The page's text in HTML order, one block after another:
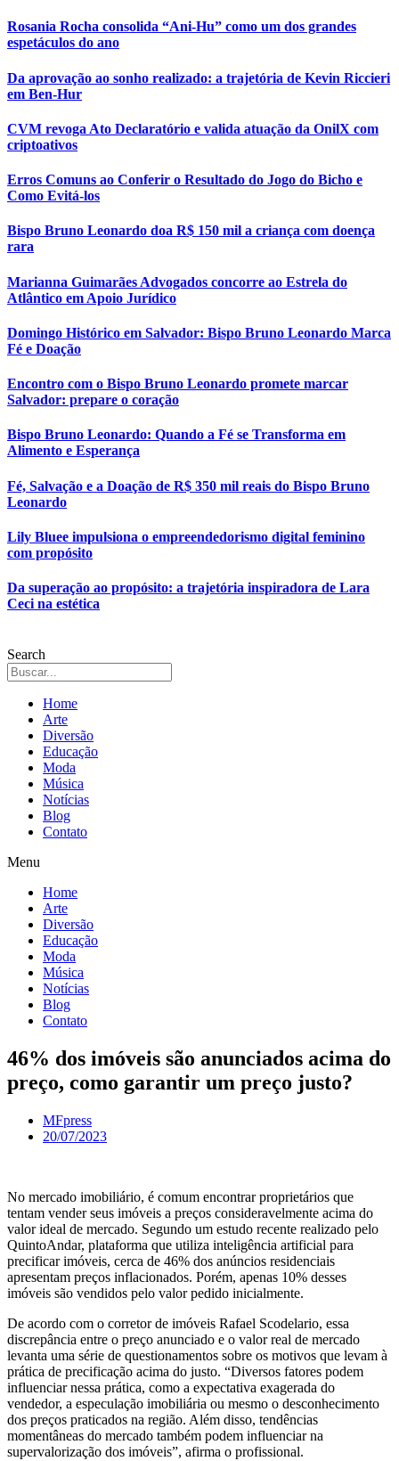
Rosania Rocha consolida “Ani-Hu” como um dos grandes
espetáculos do ano
Da aprovação ao sonho realizado: a trajetória de Kevin Riccieri
em Ben-Hur
CVM revoga Ato Declaratório e valida atuação da OnilX com
criptoativos
Erros Comuns ao Conferir o Resultado do Jogo do Bicho e
Como Evitá-los
Bispo Bruno Leonardo doa R$ 150 mil a criança com doença
rara
Marianna Guimarães Advogados concorre ao Estrela do
Atlântico em Apoio Jurídico
Domingo Histórico em Salvador: Bispo Bruno Leonardo Marca
Fé e Doação
Encontro com o Bispo Bruno Leonardo promete marcar
Salvador: prepare o coração
Bispo Bruno Leonardo: Quando a Fé se Transforma em
Alimento e Esperança
Fé, Salvação e a Doação de R$ 350 mil reais do Bispo Bruno
Leonardo
Lily Bluee impulsiona o empreendedorismo digital feminino
com propósito
Da superação ao propósito: a trajetória inspiradora de Lara
Ceci na estética
Search
Home
Arte
Diversão
Educação
Moda
Música
Notícias
Blog
Contato
Menu
Home
Arte
Diversão
Educação
Moda
Música
Notícias
Blog
Contato
46% dos imóveis são anunciados acima do
preço, como garantir um preço justo?
MFpress
20/07/2023
No mercado imobiliário, é comum encontrar proprietários que
tentam vender seus imóveis a preços consideravelmente acima do
valor ideal de mercado. Segundo um estudo recente realizado pelo
QuintoAndar, plataforma que utiliza inteligência artificial para
precificar imóveis, cerca de 46% dos anúncios residenciais
apresentam preços inflacionados. Porém, apenas 10% desses
imóveis são vendidos pelo valor pedido inicialmente.
De acordo com o corretor de imóveis Rafael Scodelario, essa
discrepância entre o preço anunciado e o valor real de mercado
levanta uma série de questionamentos sobre os motivos que levam à
prática de precificação acima do justo. “Diversos fatores podem
influenciar nessa prática, como a expectativa exagerada do
vendedor, a especulação imobiliária ou mesmo o desconhecimento
dos preços praticados na região. Além disso, tendências
momentâneas do mercado também podem influenciar na
supervalorização dos imóveis”, afirma o profissional.